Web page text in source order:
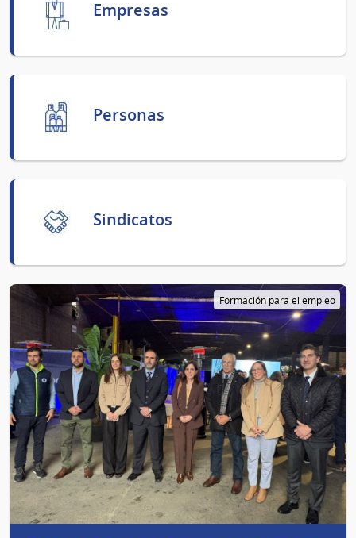
Empresas
Personas
Sindicatos
Formación para el empleo